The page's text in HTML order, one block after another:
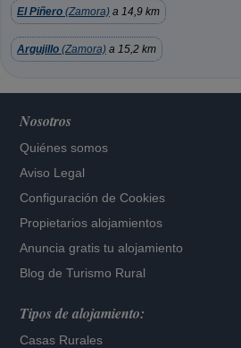
El Piñero (Zamora) a 14,9 km
Argujillo (Zamora) a 15,2 km
Nosotros
Quiénes somos
Aviso Legal
Configuración de Cookies
Propietarios alojamientos
Anuncia gratis tu alojamiento
Blog de Turismo Rural
Tipos de alojamiento:
Casas Rurales